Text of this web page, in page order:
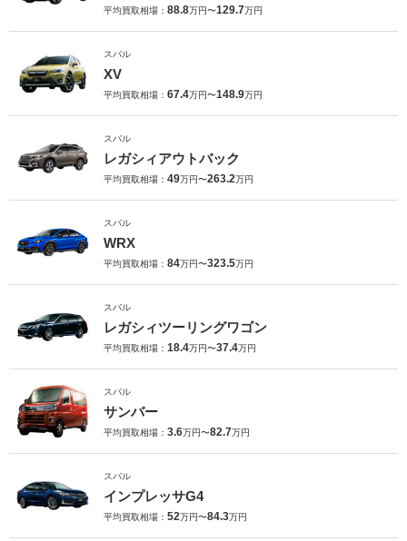
平均買取相場： 88.8万円〜129.7万円
スバル
XV
平均買取相場： 67.4万円〜148.9万円
スバル
レガシィアウトバック
平均買取相場： 49万円〜263.2万円
スバル
WRX
平均買取相場： 84万円〜323.5万円
スバル
レガシィツーリングワゴン
平均買取相場： 18.4万円〜37.4万円
スバル
サンバー
平均買取相場： 3.6万円〜82.7万円
スバル
インプレッサG4
平均買取相場： 52万円〜84.3万円